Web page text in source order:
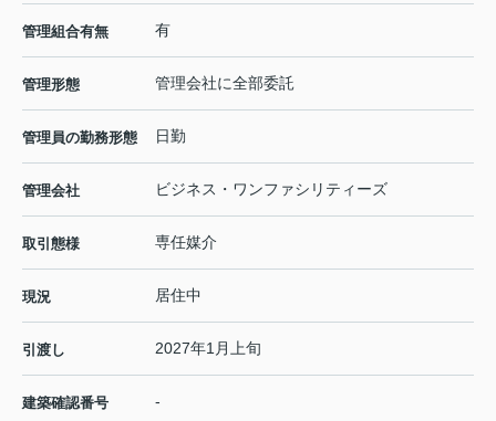
管理組合有無 有
管理形態 管理会社に全部委託
管理員の勤務形態 日勤
管理会社 ビジネス・ワンファシリティーズ
取引態様 専任媒介
現況 居住中
引渡し 2027年1月上旬
建築確認番号 -